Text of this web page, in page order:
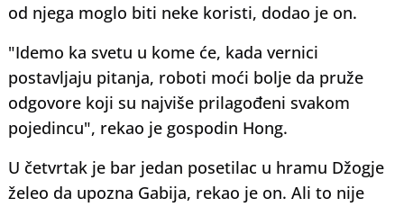
od njega moglo biti neke koristi, dodao je on.
"Idemo ka svetu u kome će, kada vernici
postavljaju pitanja, roboti moći bolje da pruže
odgovore koji su najviše prilagođeni svakom
pojedincu", rekao je gospodin Hong.
U četvrtak je bar jedan posetilac u hramu Džogje
želeo da upozna Gabija, rekao je on. Ali to nije